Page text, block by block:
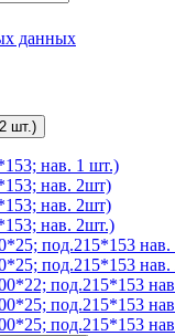
данных
шт.)
нав. 1 шт.)
нав. 2шт)
нав. 2шт)
нав. 2шт.)
под.215*153
под.215*153
под.215*153
под.215*153
под.215*153